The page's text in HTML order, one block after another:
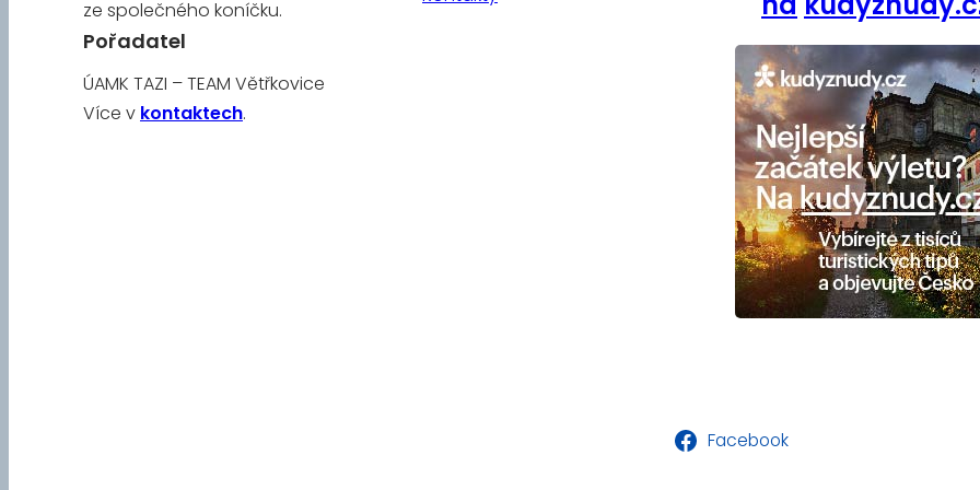
ze společného koníčku.
Pořadatel
ÚAMK TAZI – TEAM Větřkovice
Více v kontaktech.
Facebook